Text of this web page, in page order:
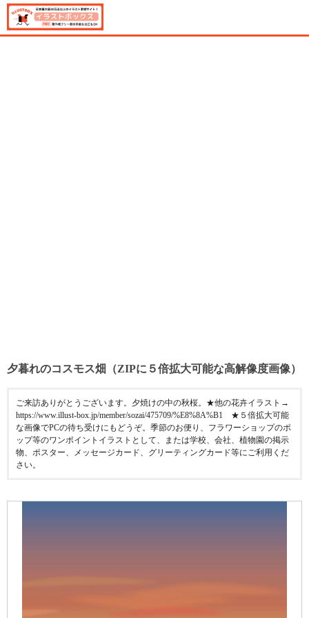
夕暮れのコスモス畑（ZIPに５倍拡大可能な高解像度画像）
ご来訪ありがとうございます。夕焼けの中の秋桜。★他の花卉イラスト→
https://www.illust-box.jp/member/sozai/475709/%E8%8A%B1 ★５倍拡大可能
な画像でPCの待ち受けにもどうぞ。季節のお便り、フラワーショップのポ
ップ等のワンポイントイラストとして、または学校、会社、植物園の掲示
物、ポスター、メッセージカード、グリーティングカード等にご利用くだ
さい。